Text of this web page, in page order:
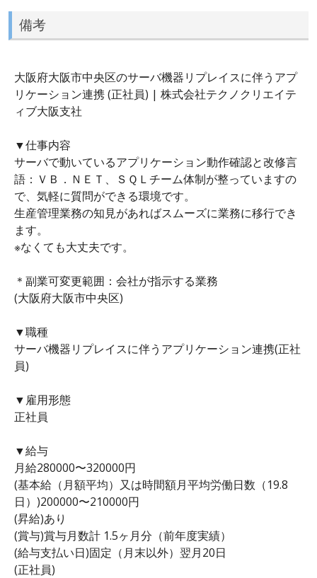
備考
大阪府大阪市中央区のサーバ機器リプレイスに伴うアプ
リケーション連携 (正社員) | 株式会社テクノクリエイテ
ィブ大阪支社
▼仕事内容
サーバで動いているアプリケーション動作確認と改修言
語：ＶＢ．ＮＥＴ、ＳＱＬチーム体制が整っていますの
で、気軽に質問ができる環境です。
生産管理業務の知見があればスムーズに業務に移行でき
ます。
※なくても大丈夫です。
＊副業可変更範囲：会社が指示する業務
(大阪府大阪市中央区)
▼職種
サーバ機器リプレイスに伴うアプリケーション連携(正社
員)
▼雇用形態
正社員
▼給与
月給280000〜320000円
(基本給（月額平均）又は時間額月平均労働日数（19.8
日）)200000〜210000円
(昇給)あり
(賞与)賞与月数計 1.5ヶ月分（前年度実績）
(給与支払い日)固定（月末以外）翌月20日
(正社員)